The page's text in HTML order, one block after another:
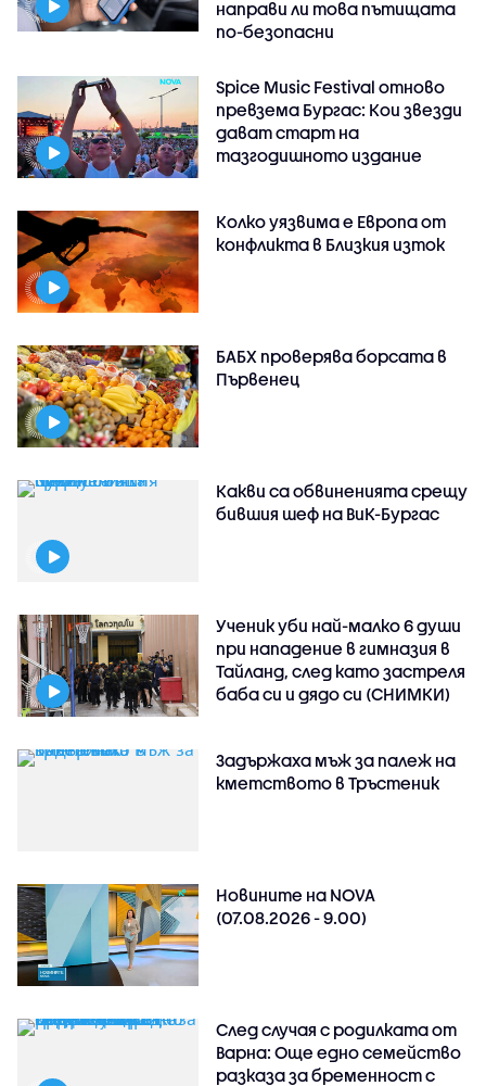
направи ли това пътищата
по-безопасни
Spice Music Festival отново
превзема Бургас: Кои звезди
дават старт на
тазгодишното издание
Колко уязвима е Европа от
конфликта в Близкия изток
БАБХ проверява борсата в
Първенец
Какви са обвиненията срещу
бившия шеф на ВиК-Бургас
Ученик уби най-малко 6 души
при нападение в гимназия в
Тайланд, след като застреля
баба си и дядо си (СНИМКИ)
Задържаха мъж за палеж на
кметството в Тръстеник
Новините на NOVA
(07.08.2026 - 9.00)
След случая с родилката от
Варна: Още едно семейство
разказа за бременност с